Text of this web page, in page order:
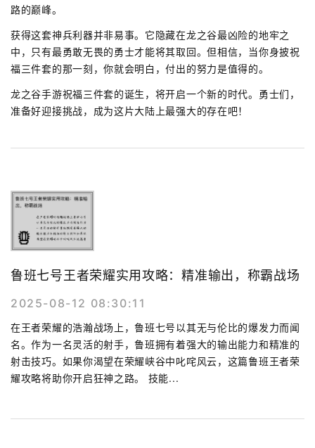
路的巅峰。
获得这套神兵利器并非易事。它隐藏在龙之谷最凶险的地牢之
中，只有最勇敢无畏的勇士才能将其取回。但相信，当你身披祝
福三件套的那一刻，你就会明白，付出的努力是值得的。
龙之谷手游祝福三件套的诞生，将开启一个新的时代。勇士们，
准备好迎接挑战，成为这片大陆上最强大的存在吧！
鲁班七号王者荣耀实用攻略：精准输出，称霸战场
2025-08-12 08:30:11
在王者荣耀的浩瀚战场上，鲁班七号以其无与伦比的爆发力而闻
名。作为一名灵活的射手，鲁班拥有着强大的输出能力和精准的
射击技巧。如果你渴望在荣耀峡谷中叱咤风云，这篇鲁班王者荣
耀攻略将助你开启狂神之路。 技能...